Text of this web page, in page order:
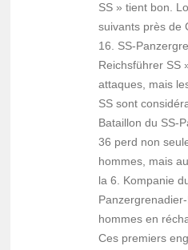
SS » tient bon.
suivants près de
16. SS-
Reichsführer SS
attaques, mais
SS sont
Bataillon du SS-
36 perd non
hommes, mais
la 6. Kompanie
hommes en
Ces premiers